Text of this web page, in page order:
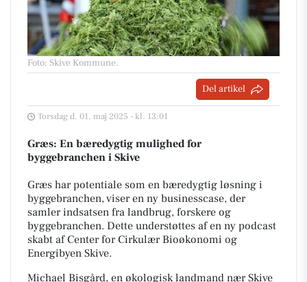
Foto: Skive Kommune.
Del artikel
Torsdag d. 01. maj 2025 - kl. 13:01
Græs: En bæredygtig mulighed for
byggebranchen i Skive
Græs har potentiale som en bæredygtig løsning i
byggebranchen, viser en ny businesscase, der
samler indsatsen fra landbrug, forskere og
byggebranchen. Dette understøttes af en ny podcast
skabt af Center for Cirkulær Bioøkonomi og
Energibyen Skive.
Michael Bisgård, en økologisk landmand nær Skive